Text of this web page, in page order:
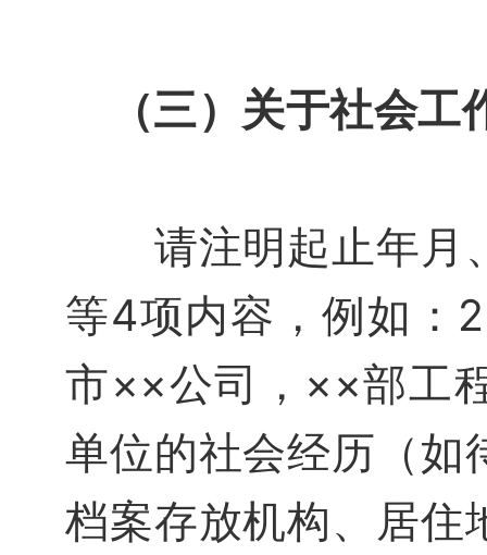
（三）关于社会工
请注明起止年月
等4项内容，例如：
市××公司，××部工
单位的社会经历（如
档案存放机构、居住